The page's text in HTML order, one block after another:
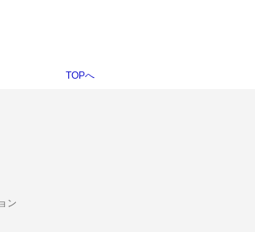
TOPへ
ン